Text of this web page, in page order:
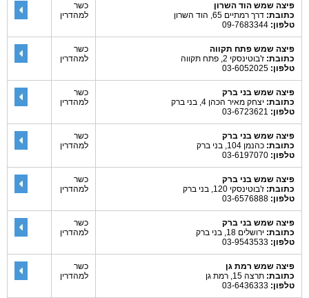
פיצה שמש הוד השרון
כתובת: דרך רמתיים 65, הוד השרון
טלפון:
כשר
למהדרין
פיצה שמש פתח תקווה
כתובת: ז'בוטינסקי 2, פתח תקווה
טלפון:
כשר
למהדרין
פיצה שמש בני ברק
כתובת: יצחק מאיר הכהן 4, בני ברק
טלפון:
כשר
למהדרין
פיצה שמש בני ברק
כתובת: כהנמן 104, בני ברק
טלפון:
כשר
למהדרין
פיצה שמש בני ברק
כתובת: ז'בוטינסקי 120, בני ברק
טלפון:
כשר
למהדרין
פיצה שמש בני ברק
כתובת: ירושלים 18, בני ברק
טלפון:
כשר
למהדרין
פיצה שמש רמת גן
כתובת: תרצה 15, רמת גן
טלפון:
כשר
למהדרין